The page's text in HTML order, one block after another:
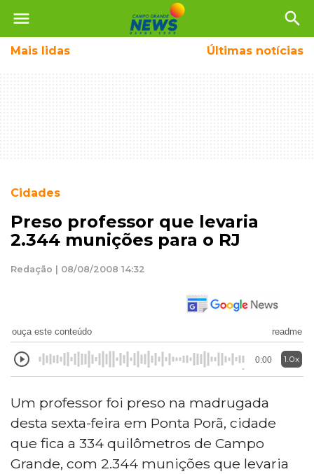
menu search
Mais lidas Últimas notícias
Cidades
Preso professor que levaria
2.344 munições para o RJ
Redação | 08/08/2008 14:32
ouça este conteúdo readme
0:00 1.0x
Um professor foi preso na madrugada
desta sexta-feira em Ponta Porã, cidade
que fica a 334 quilômetros de Campo
Grande, com 2.344 munições que levaria